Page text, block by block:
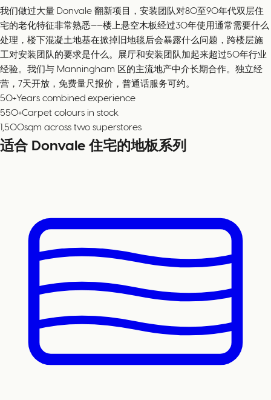
我们做过大量 Donvale 翻新项目，安装团队对80至90年代双层住
宅的老化特征非常熟悉——楼上悬空木板经过30年使用通常需要什么
处理，楼下混凝土地基在掀掉旧地毯后会暴露什么问题，跨楼层施
工对安装团队的要求是什么。展厅和安装团队加起来超过50年行业
经验。我们与 Manningham 区的主流地产中介长期合作。独立经
营，7天开放，免费量尺报价，普通话服务可约。
50+Years combined experience
550+Carpet colours in stock
1,500sqm across two superstores
适合 Donvale 住宅的地板系列